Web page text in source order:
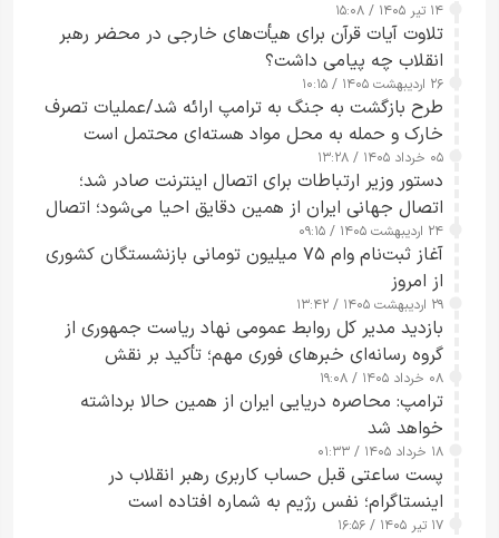
۱۴ تیر ۱۴۰۵ / ۱۵:۰۸
تلاوت آیات قرآن برای هیأت‌های خارجی در محضر رهبر
انقلاب چه پیامی داشت؟
۲۶ اردیبهشت ۱۴۰۵ / ۱۰:۱۵
طرح‌ بازگشت به جنگ به ترامپ ارائه شد/عملیات تصرف
خارک و حمله به محل مواد هسته‌ای محتمل است
۰۵ خرداد ۱۴۰۵ / ۱۳:۲۸
دستور وزیر ارتباطات برای اتصال اینترنت صادر شد؛
اتصال جهانی ایران از همین دقایق احیا می‌شود؛ اتصال
کامل مردم تا ۲۴ ساعت آینده
۲۴ اردیبهشت ۱۴۰۵ / ۰۹:۱۵
آغاز ثبت‌نام وام ۷۵ میلیون تومانی بازنشستگان کشوری
از امروز
۲۹ اردیبهشت ۱۴۰۵ / ۱۳:۴۲
بازدید مدیر کل روابط عمومی نهاد ریاست جمهوری از
گروه رسانه‌ای خبرهای فوری مهم؛ تأکید بر نقش
رسانه‌های هوشمند و مسئول در ارتقای آگاهی عمومی
۰۸ خرداد ۱۴۰۵ / ۱۹:۰۸
ترامپ: محاصره دریایی ایران از همین حالا برداشته
خواهد شد
۱۸ خرداد ۱۴۰۵ / ۰۱:۳۳
پست ساعتی قبل حساب کاربری رهبر انقلاب در
اینستاگرام؛ نفس رژیم به شماره افتاده است​
۱۷ تیر ۱۴۰۵ / ۱۶:۵۶